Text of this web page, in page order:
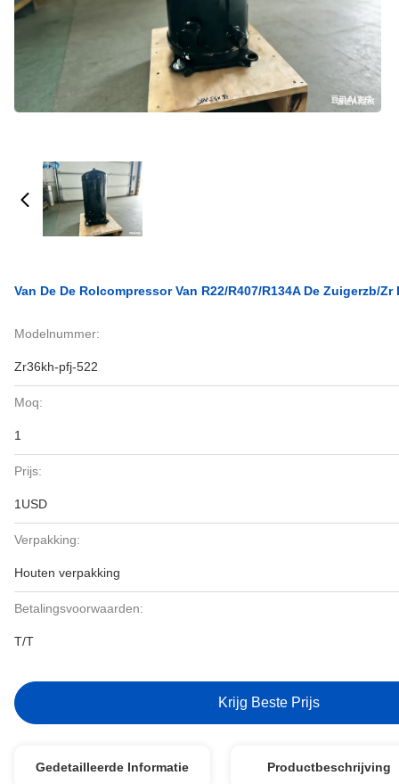
Van De De Rolcompressor Van R22/R407/R134A De Zuigerzb/
Modelnummer:
Zr36kh-pfj-522
Moq:
1
Prijs:
1USD
Verpakking:
Houten verpakking
Betalingsvoorwaarden:
T/T
Krijg Beste Prijs
Gedetailleerde Informatie Productbeschrijving